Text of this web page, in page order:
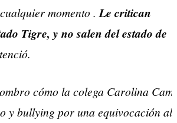
momento . Le critican
Tigre, y no salen del estado de
cómo la colega Carolina
y bullying por una equivocación al